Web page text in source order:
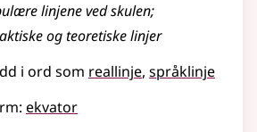
linjene ved skulen;
og teoretiskelinjer
i ord som reallinje språklinje
ekvator